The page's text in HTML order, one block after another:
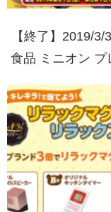
【終了】2019/3/
食品 ミニオン プ